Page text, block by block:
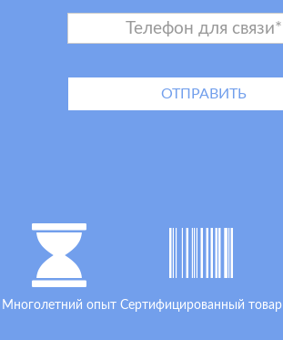
Многолетний опыт Сертифицированный товар